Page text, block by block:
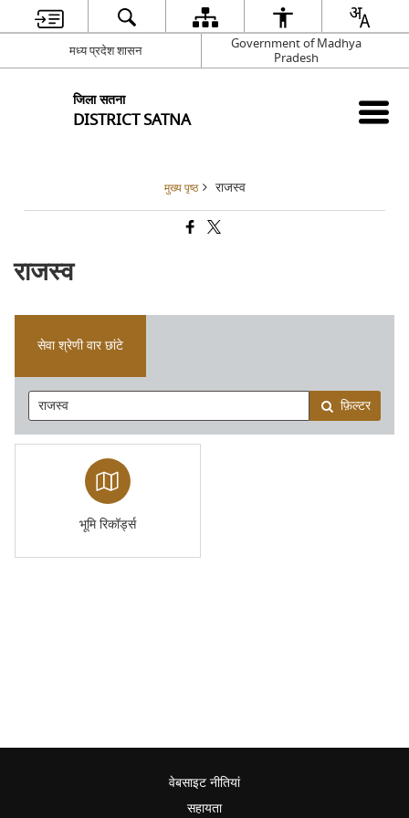
मध्य प्रदेश शासन
Government of Madhya
Pradesh
जिला सतना
DISTRICT SATNA
मुख्य पृष्ठ राजस्व
राजस्व
सेवा श्रेणी वार छांटे
फ़िल्टर
भूमि रिकॉर्ड्स
वेबसाइट नीतियां
सहायता